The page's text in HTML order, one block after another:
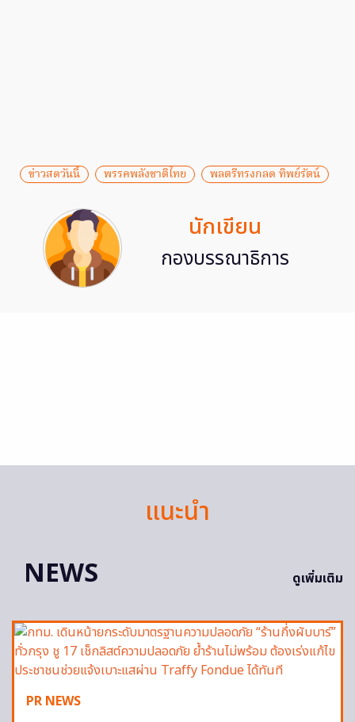
ข่าวสดวันนี้ พรรคพลังชาติไทย พลตรีทรงกลด ทิพย์รัตน์
นักเขียน
กองบรรณาธิการ
แนะนำ
NEWS
ดูเพิ่มเติม
PR NEWS